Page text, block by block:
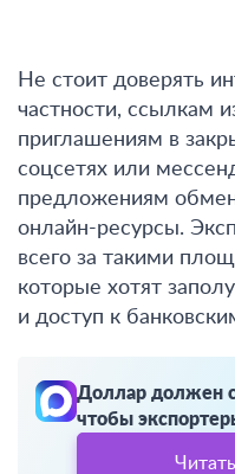
Не стоит доверять
частности, ссылкам
приглашениям в
соцсетях или
предложениям
онлайн-ресурсы.
всего за такими
которые хотят
и доступ к
Доллар должен
чтобы